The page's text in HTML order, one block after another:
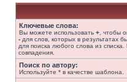
Ключевые слова:
Вы можете использовать + , чтобы
- для слов, которых в
для поиска любого слова из списка.
совпадения.
Поиск по автору:
Используйте * в качестве шаблона.